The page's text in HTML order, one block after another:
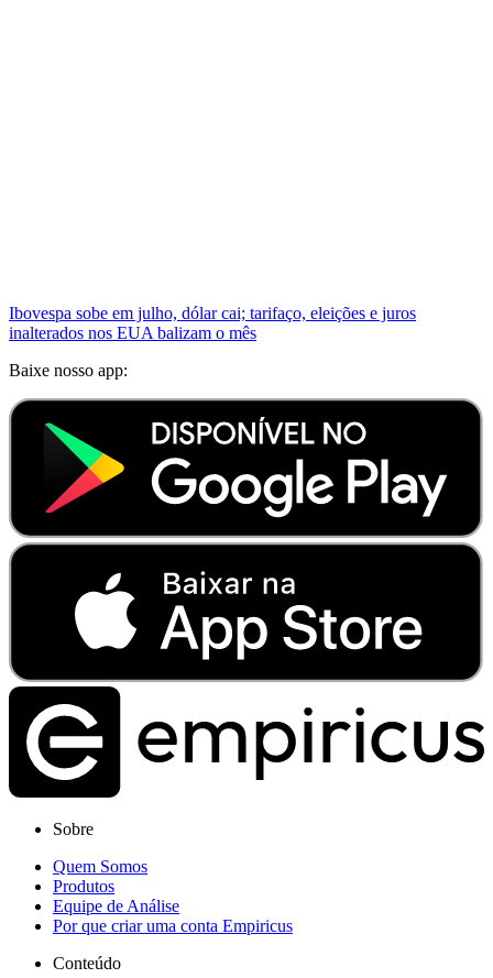
Ibovespa sobe em julho, dólar cai; tarifaço, eleições e juros
inalterados nos EUA balizam o mês
Baixe nosso app:
Sobre
Quem Somos
Produtos
Equipe de Análise
Por que criar uma conta Empiricus
Conteúdo